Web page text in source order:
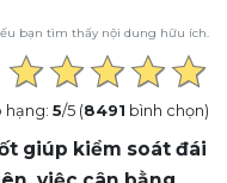
bạn tìm thấy nội dung hữu ích.
hạng: 5/5 (8491 bình chọn)
giúp kiểm soát đái